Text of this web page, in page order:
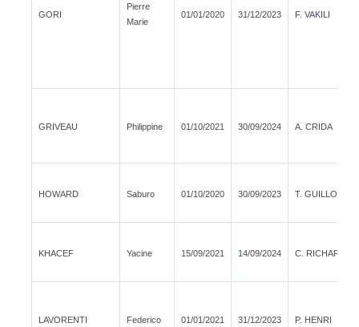
GORI
Pierre
Marie
01/01/2020 31/12/2023 F. VAKILI
GRIVEAU Philippine 01/10/2021 30/09/2024 A. CRIDA
HOWARD Saburo 01/10/2020 30/09/2023 T. GUILLOT
KHACEF Yacine 15/09/2021 14/09/2024 C. RICHARD
LAVORENTI Federico 01/01/2021 31/12/2023 P. HENRI